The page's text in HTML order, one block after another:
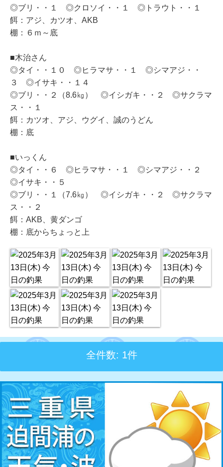
◎ブリ・・１ ◎クロソイ・・１ ◎トラウト・・１
餌：アジ、カツオ、AKB
棚：６ｍ～底
■木治さん
◎タイ・・１０ ◎ヒラマサ・・１ ◎シマアジ・・
３ ◎イサキ・・１４
◎ブリ・・２（8.6㎏） ◎イシガキ・・２ ◎サクラマ
ス・・１
餌：カツオ、アジ、ウグイ、誠のうどん
棚：底
■いっくん
◎タイ・・６ ◎ヒラマサ・・１ ◎シマアジ・・２
◎イサキ・・５
◎ブリ・・１（7.6㎏） ◎イシガキ・・２ ◎サクラマ
ス・・２
餌：AKB、黄ダンゴ
棚：底からちょっと上
全件数: 1件